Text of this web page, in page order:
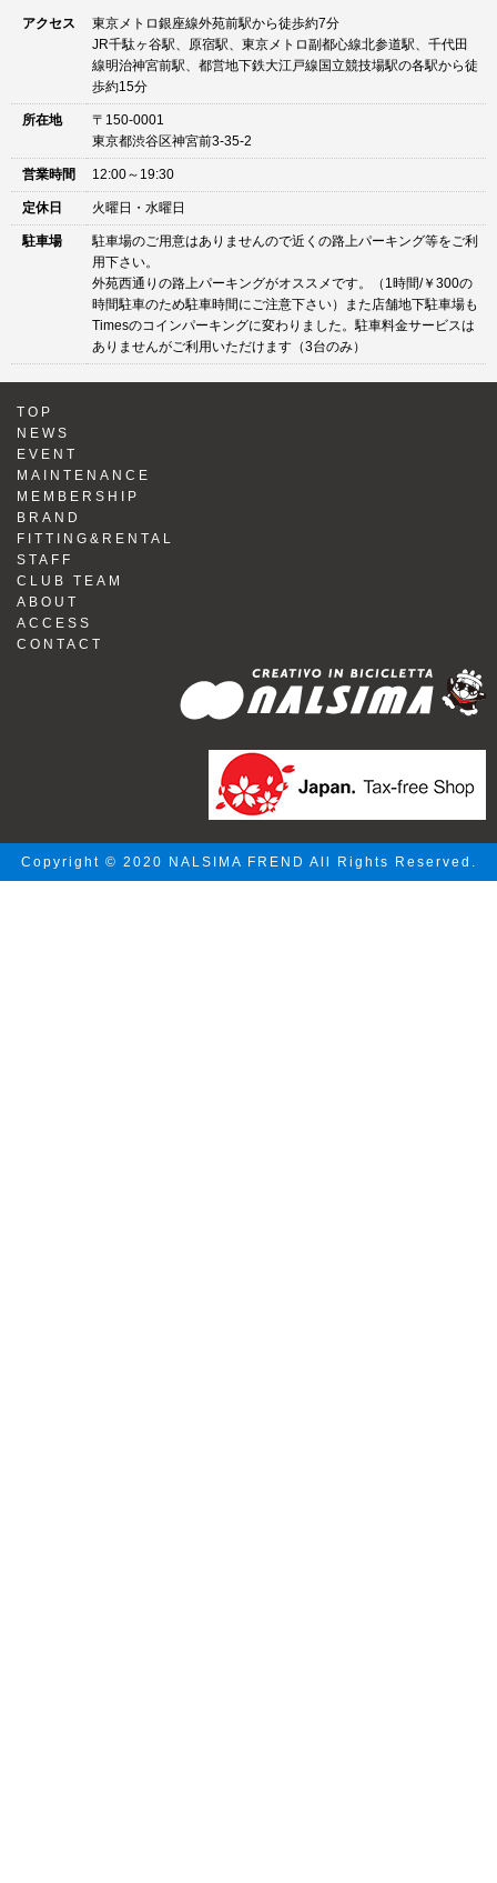
アクセス
東京メトロ銀座線外苑前駅から徒歩約7分
JR千駄ヶ谷駅、原宿駅、東京メトロ副都心線北参道駅、千代田
線明治神宮前駅、都営地下鉄大江戸線国立競技場駅の各駅から徒
歩約15分
所在地
〒150-0001
東京都渋谷区神宮前3-35-2
営業時間 12:00～19:30
定休日 火曜日・水曜日
駐車場
駐車場のご用意はありませんので近くの路上パーキング等をご利
用下さい。
外苑西通りの路上パーキングがオススメです。（1時間/￥300の
時間駐車のため駐車時間にご注意下さい）また店舗地下駐車場も
Timesのコインパーキングに変わりました。駐車料金サービスは
ありませんがご利用いただけます（3台のみ）
TOP
NEWS
EVENT
MAINTENANCE
MEMBERSHIP
BRAND
FITTING&RENTAL
STAFF
CLUB TEAM
ABOUT
ACCESS
CONTACT
Copyright © 2020 NALSIMA FREND All Rights Reserved.